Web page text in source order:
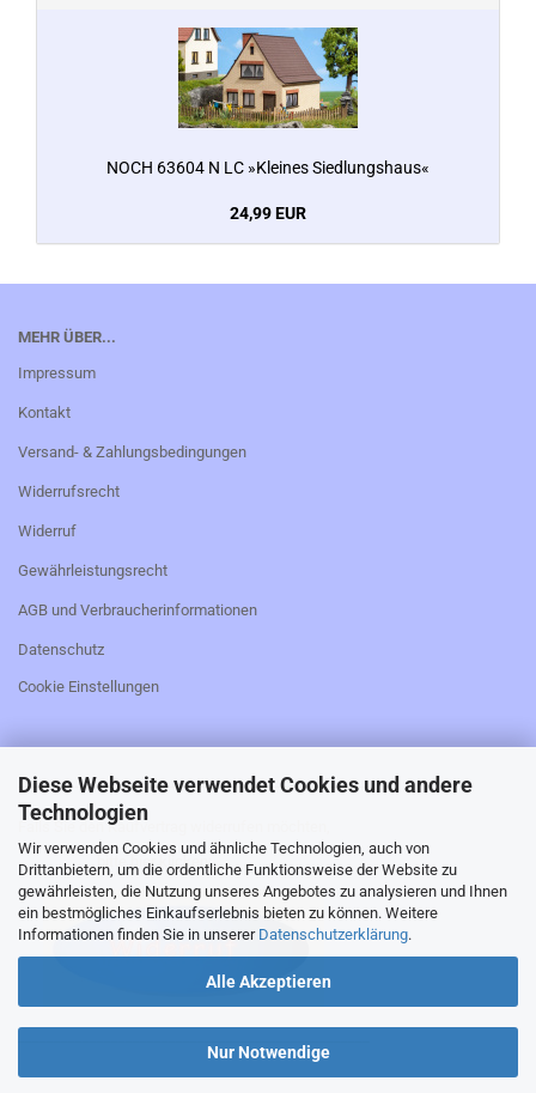
Diese Webseite verwendet Cookies und andere
Technologien
Wir verwenden Cookies und ähnliche Technologien, auch von
Drittanbietern, um die ordentliche Funktionsweise der Website zu
gewährleisten, die Nutzung unseres Angebotes zu analysieren und Ihnen
ein bestmögliches Einkaufserlebnis bieten zu können. Weitere
Informationen finden Sie in unserer Datenschutzerklärung.
Alle Akzeptieren
Nur Notwendige
NOCH 63604 N LC »Kleines Siedlungshaus«
24,99 EUR
MEHR ÜBER...
Impressum
Kontakt
Versand- & Zahlungsbedingungen
Widerrufsrecht
Widerruf
Gewährleistungsrecht
AGB und Verbraucherinformationen
Datenschutz
Cookie Einstellungen
_________________________________________________
Falls Sie den Kaufvertrag widerrufen möchten,
bitte hier klicken: